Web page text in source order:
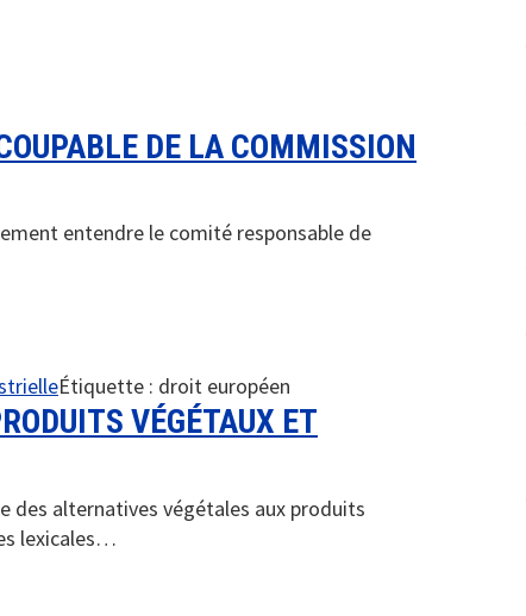
DE LA COMMISSION
entendre le comité responsable de
Étiquette : droit européen
VÉGÉTAUX ET
des alternatives végétales aux produits
lexicales…